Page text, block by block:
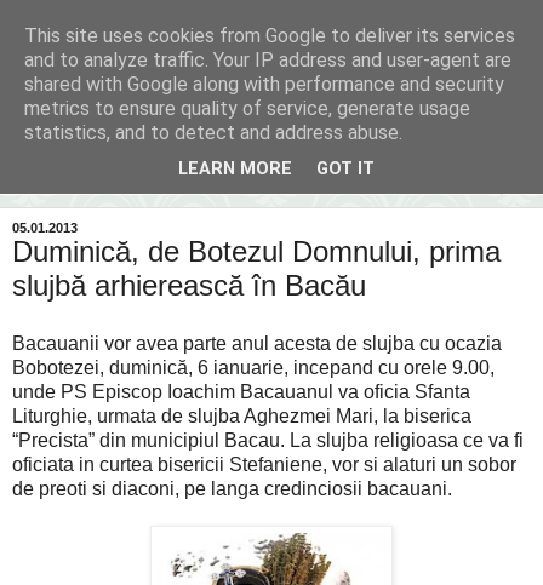
Inima Bacăului
Din inima Bacăului...spre inima ta...
05.01.2013
Duminică, de Botezul Domnului, prima
slujbă arhierească în Bacău
Bacauanii vor avea parte anul acesta de slujba cu ocazia
Bobotezei, duminică, 6 ianuarie, incepand cu orele 9.00,
unde PS Episcop Ioachim Bacauanul va oficia Sfanta
Liturghie, urmata de slujba Aghezmei Mari, la biserica
“Precista” din municipiul Bacau. La slujba religioasa ce va fi
oficiata in curtea bisericii Stefaniene, vor si alaturi un sobor
de preoti si diaconi, pe langa credinciosii bacauani.
This site uses cookies from Google to deliver its services
and to analyze traffic. Your IP address and user-agent are
shared with Google along with performance and security
metrics to ensure quality of service, generate usage
statistics, and to detect and address abuse.
LEARN MORE GOT IT